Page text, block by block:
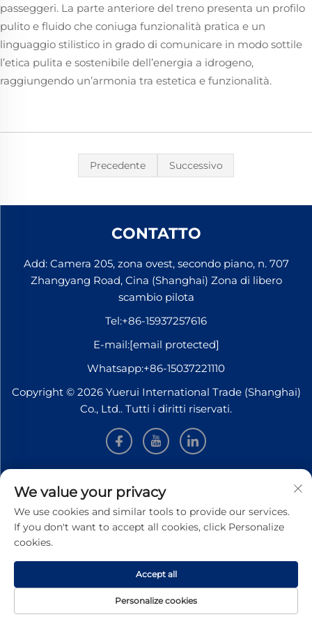
passeggeri. La parte anteriore del treno presenta un profilo
pulito e fluido che coniuga funzionalità pratica e un
linguaggio stilistico in grado di comunicare in modo sottile
l’etica pulita e sostenibile dell’energia a idrogeno,
raggiungendo un’armonia tra estetica e funzionalità.
Precedente Successivo
CONTATTO
Add: Camera 205, zona ovest, secondo piano, n. 707
Zhangyang Road, Cina (Shanghai) Zona di libero
scambio pilota
Tel:+86-15937257616
E-mail:[email protected]
Whatsapp:+86-15037221110
Copyright © 2026 Yuerui International Trade (Shanghai)
Co., Ltd.. Tutti i diritti riservati.
INFORMAZIONI
Iscriviti per ricevere la nostra newsletter settimanale
Invia
We value your privacy
We use cookies and similar tools to provide our services.
If you don't want to accept all cookies, click Personalize
cookies.
Personalize cookies
Accept all